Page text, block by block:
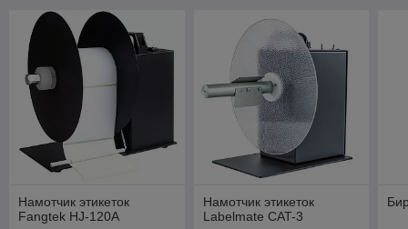
Намотчик этикеток
Fangtek HJ-120A
Намотчик этикеток
Labelmate CAT-3